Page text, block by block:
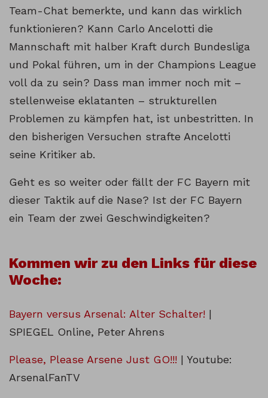
Team-Chat bemerkte, und kann das wirklich
funktionieren? Kann Carlo Ancelotti die
Mannschaft mit halber Kraft durch Bundesliga
und Pokal führen, um in der Champions League
voll da zu sein? Dass man immer noch mit –
stellenweise eklatanten – strukturellen
Problemen zu kämpfen hat, ist unbestritten. In
den bisherigen Versuchen strafte Ancelotti
seine Kritiker ab.
Geht es so weiter oder fällt der FC Bayern mit
dieser Taktik auf die Nase? Ist der FC Bayern
ein Team der zwei Geschwindigkeiten?
Kommen wir zu den Links für diese
Woche:
Bayern versus Arsenal: Alter Schalter! |
SPIEGEL Online, Peter Ahrens
Please, Please Arsene Just GO!!! | Youtube:
ArsenalFanTV